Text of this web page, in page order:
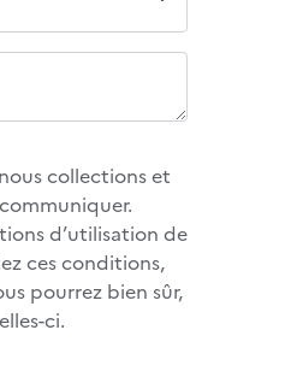
collections et
d’utilisation de
ces conditions,
pourrez bien sûr,
ci.